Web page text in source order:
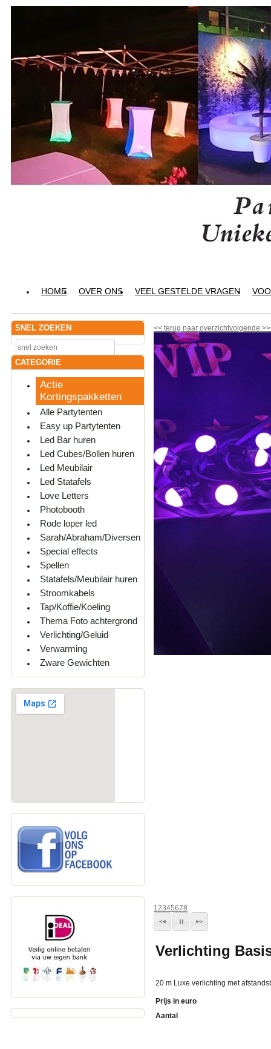
HOME OVER ONS VEEL GESTELDE VRAGEN
SNEL ZOEKEN
CATEGORIE
Actie
Kortingspakketten
Alle Partytenten
Easy up Partytenten
Led Bar huren
Led Cubes/Bollen huren
Led Meubilair
Led Statafels
Love Letters
Photobooth
Rode loper led
Sarah/Abraham/Diversen
Special effects
Spellen
Statafels/Meubilair huren
Stroomkabels
Tap/Koffie/Koeling
Thema Foto achtergrond
Verlichting/Geluid
Verwarming
Zware Gewichten
<< terug naar overzichtvolgende >>
12345678
Verlichting
20 m Luxe verlichting met
Prijs in euro
Aantal